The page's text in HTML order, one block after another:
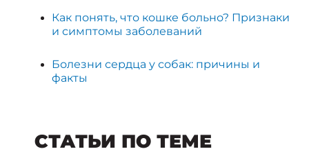
Как понять, что кошке больно? Признаки
и симптомы заболеваний
Болезни сердца у собак: причины и
факты
СТАТЬИ ПО ТЕМЕ